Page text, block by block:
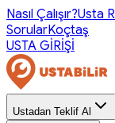
Nasıl Çalışır?Usta
SorularKoçtaş
USTA GİRİŞİ
Ustadan Teklif Al